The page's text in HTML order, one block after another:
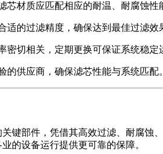
芯材质应匹配相应的耐温、耐腐蚀性
适的过滤精度，确保达到最佳过滤效
密切相关，定期更换可保证系统稳定
的供应商，确保滤芯性能与系统匹配。
键部件，凭借其高效过滤、耐腐
的设备运行提供更可靠的保障。